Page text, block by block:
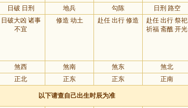
日破 日刑 地兵 勾陈 日刑 路空
日破大凶 诸事
不宜
修造 动土 赴任 出行 修造
赴任 出行 祭祀
祈福 斋醮 开光
煞西 煞南 煞东 煞北
正北 正东 正东 正南
以下请查自己出生时辰为准